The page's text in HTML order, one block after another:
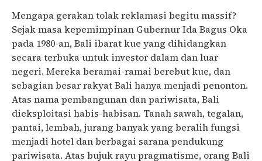
Mengapa gerakan tolak reklamasi begitu massif?
Sejak masa kepemimpinan Gubernur Ida Bagus Oka
pada 1980-an, Bali ibarat kue yang dihidangkan
secara terbuka untuk investor dalam dan luar
negeri. Mereka beramai-ramai berebut kue, dan
sebagian besar rakyat Bali hanya menjadi penonton.
Atas nama pembangunan dan pariwisata, Bali
dieksploitasi habis-habisan. Tanah sawah, tegalan,
pantai, lembah, jurang banyak yang beralih fungsi
menjadi hotel dan berbagai sarana pendukung
pariwisata. Atas bujuk rayu pragmatisme, orang Bali